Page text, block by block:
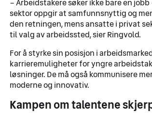
sektor oppgir at samfunnsnyttig og
den retningen, mens ansatte i privat
til valg av arbeidssted, sier Ringvold.
For å styrke sin posisjon i
karrieremuligheter for yngre
løsninger. De må også kommunisere
moderne og innovativ.
Kampen om talentene